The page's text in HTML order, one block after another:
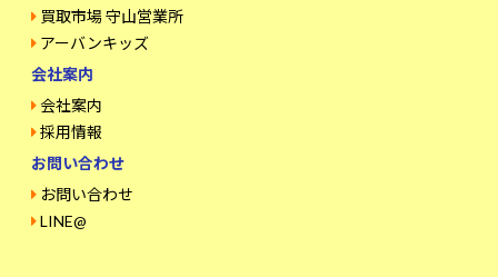
買取市場 守山営業所
アーバンキッズ
会社案内
会社案内
採用情報
お問い合わせ
お問い合わせ
LINE@